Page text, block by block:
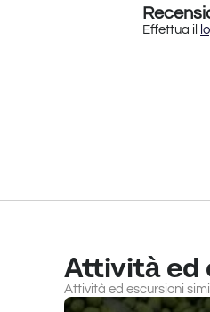
Effettua il
Attività ed
Attività ed escursioni